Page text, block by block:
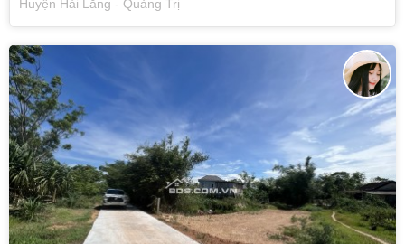
Huyện Hải Lăng - Quảng Trị